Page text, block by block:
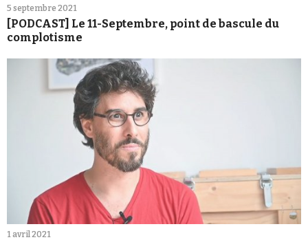
5 septembre 2021
[PODCAST] Le 11-Septembre, point de bascule du
complotisme
1 avril 2021